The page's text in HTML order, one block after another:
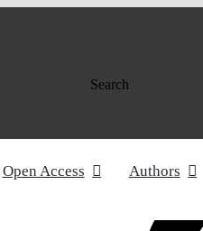
Search
Open Access Authors